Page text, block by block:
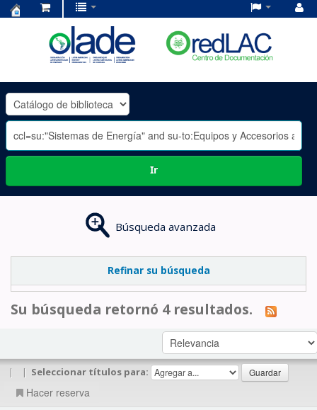
OLADE
-
Ir
Búsqueda avanzada
Refinar su búsqueda
Su búsqueda retornó 4 resultados.
| | Seleccionar títulos para:
Hacer reserva